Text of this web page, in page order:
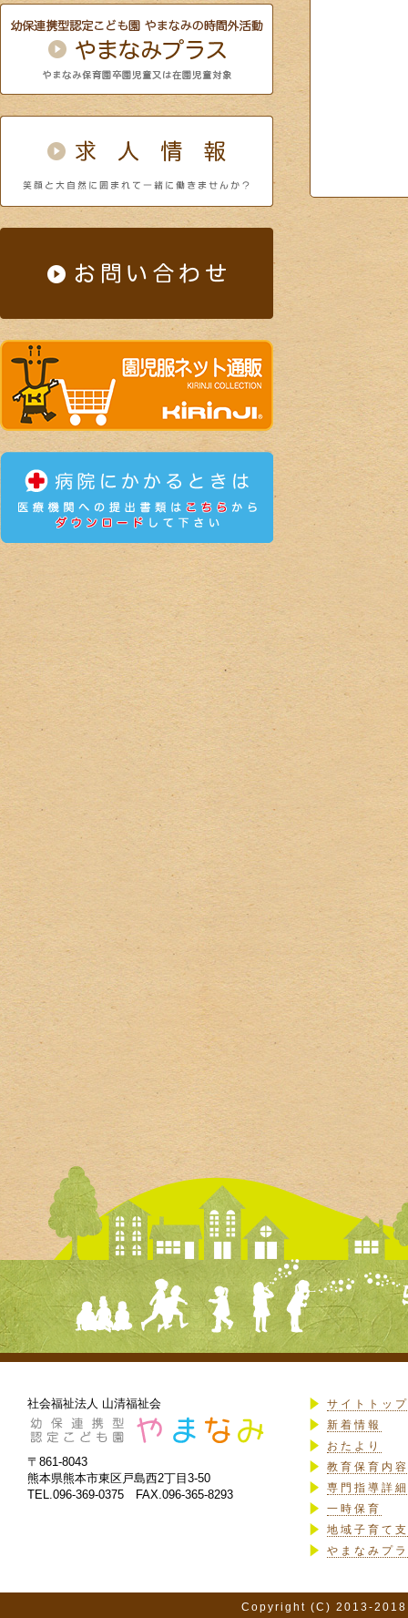
社会福祉法人 山清福祉会
〒861-8043
熊本県熊本市東区戸島西2丁目3-50
TEL.096-369-0375 FAX.096-365-8293
サイトトップ
新着情報
おたより
教育保育内
専門指導詳細
一時保育
地域子育て
やまなみプ
Copyright (C) 2013-